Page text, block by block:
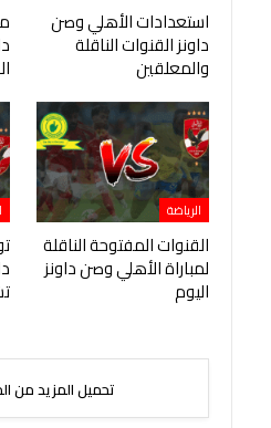
استعدادات الأهلي وصن
داونز القنوات الناقلة
والمعلقين
الرياضة
القنوات المفتوحة الناقلة
لمباراة الأهلي وصن داونز
اليوم
تحميل المزيد من